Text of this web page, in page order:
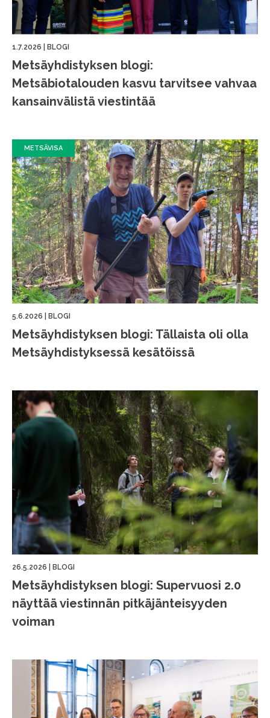
1.7.2026 BLOGI
Metsäyhdistyksen blogi:
Metsäbiotalouden kasvu tarvitsee vahvaa
kansainvälistä viestintää
METSÄVISA
5.6.2026 BLOGI
Metsäyhdistyksen blogi: Tällaista oli olla
Metsäyhdistyksessä kesätöissä
26.5.2026 BLOGI
Metsäyhdistyksen blogi: Supervuosi 2.0
näyttää viestinnän pitkäjänteisyyden
voiman